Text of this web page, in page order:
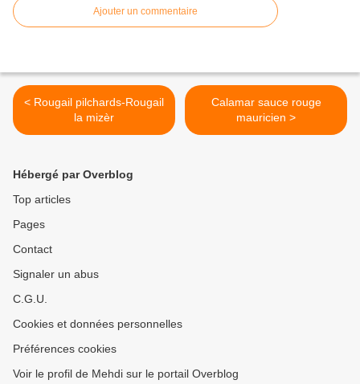
Ajouter un commentaire
< Rougail pilchards-Rougail
la mizèr
Calamar sauce rouge
mauricien >
Hébergé par Overblog
Top articles
Pages
Contact
Signaler un abus
C.G.U.
Cookies et données personnelles
Préférences cookies
Voir le profil de Mehdi sur le portail Overblog